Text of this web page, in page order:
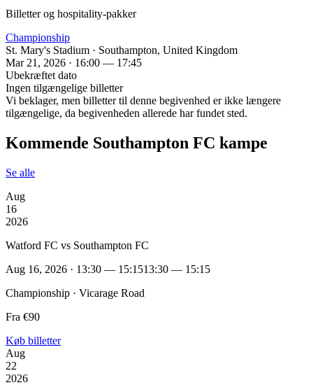
Billetter og hospitality-pakker
Championship
St. Mary's Stadium · Southampton, United Kingdom
Mar 21, 2026 · 16:00 — 17:45
Ubekræftet dato
Ingen tilgængelige billetter
Vi beklager, men billetter til denne begivenhed er ikke længere
tilgængelige, da begivenheden allerede har fundet sted.
Kommende Southampton FC kampe
Se alle
Aug
16
2026
Watford FC vs Southampton FC
Aug 16, 2026 · 13:30 — 15:1513:30 — 15:15
Championship · Vicarage Road
Fra €90
Køb billetter
Aug
22
2026